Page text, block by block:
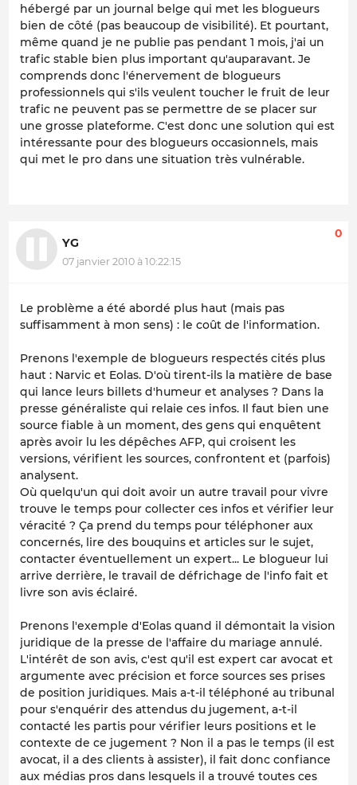
hébergé par un journal belge qui met les blogueurs
bien de côté (pas beaucoup de visibilité). Et pourtant,
même quand je ne publie pas pendant 1 mois, j'ai un
trafic stable bien plus important qu'auparavant. Je
comprends donc l'énervement de blogueurs
professionnels qui s'ils veulent toucher le fruit de leur
trafic ne peuvent pas se permettre de se placer sur
une grosse plateforme. C'est donc une solution qui est
intéressante pour des blogueurs occasionnels, mais
qui met le pro dans une situation très vulnérable.
YG
07 janvier 2010 à 10:22:15
0
Le problème a été abordé plus haut (mais pas
suffisamment à mon sens) : le coût de l'information.
Prenons l'exemple de blogueurs respectés cités plus
haut : Narvic et Eolas. D'où tirent-ils la matière de base
qui lance leurs billets d'humeur et analyses ? Dans la
presse généraliste qui relaie ces infos. Il faut bien une
source fiable à un moment, des gens qui enquêtent
après avoir lu les dépêches AFP, qui croisent les
versions, vérifient les sources, confrontent et (parfois)
analysent.
Où quelqu'un qui doit avoir un autre travail pour vivre
trouve le temps pour collecter ces infos et vérifier leur
véracité ? Ça prend du temps pour téléphoner aux
concernés, lire des bouquins et articles sur le sujet,
contacter éventuellement un expert... Le blogueur lui
arrive derrière, le travail de défrichage de l'info fait et
livre son avis éclairé.
Prenons l'exemple d'Eolas quand il démontait la vision
juridique de la presse de l'affaire du mariage annulé.
L'intérêt de son avis, c'est qu'il est expert car avocat et
argumente avec précision et force sources ses prises
de position juridiques. Mais a-t-il téléphoné au tribunal
pour s'enquérir des attendus du jugement, a-t-il
contacté les partis pour vérifier leurs positions et le
contexte de ce jugement ? Non il a pas le temps (il est
avocat, il a des clients à assister), il fait donc confiance
aux médias pros dans lesquels il a trouvé toutes ces